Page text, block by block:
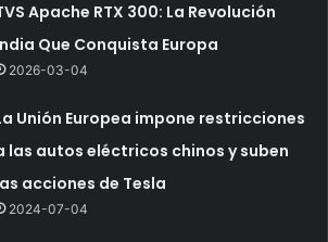
Apache RTX 300: La Revolución
Que Conquista Europa
2026-03-04
Unión Europea impone restricciones
las autos eléctricos chinos y suben
acciones de Tesla
2024-07-04